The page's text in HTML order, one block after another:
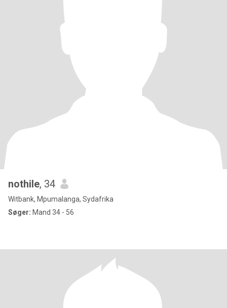
nothile, 34
Witbank, Mpumalanga, Sydafrika
Søger: Mand 34 - 56